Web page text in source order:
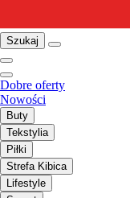
Szukaj
Dobre oferty
Nowości
Buty
Tekstylia
Piłki
Strefa Kibica
Lifestyle